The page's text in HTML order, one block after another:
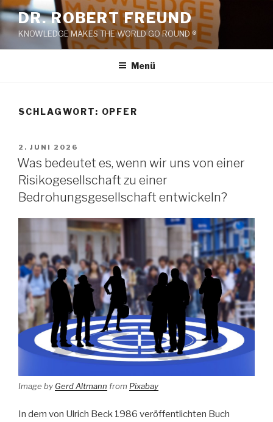
Zum
Inhalt
springen
DR. ROBERT FREUND
KNOWLEDGE MAKES THE WORLD GO ROUND ®
Menü
SCHLAGWORT: OPFER
VERÖFFENTLICHT
AM
2. JUNI 2026
Was bedeutet es, wenn wir uns von einer
Risikogesellschaft zu einer
Bedrohungsgesellschaft entwickeln?
Image by Gerd Altmann from Pixabay
In dem von Ulrich Beck 1986 veröffentlichten Buch